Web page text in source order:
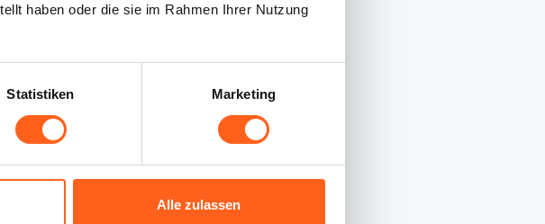
haben oder die sie im Rahmen Ihrer Nutzung
Statistiken Marketing
Alle zulassen
Turistico Sicilia
di Savoia, 26
Trapani (TP)